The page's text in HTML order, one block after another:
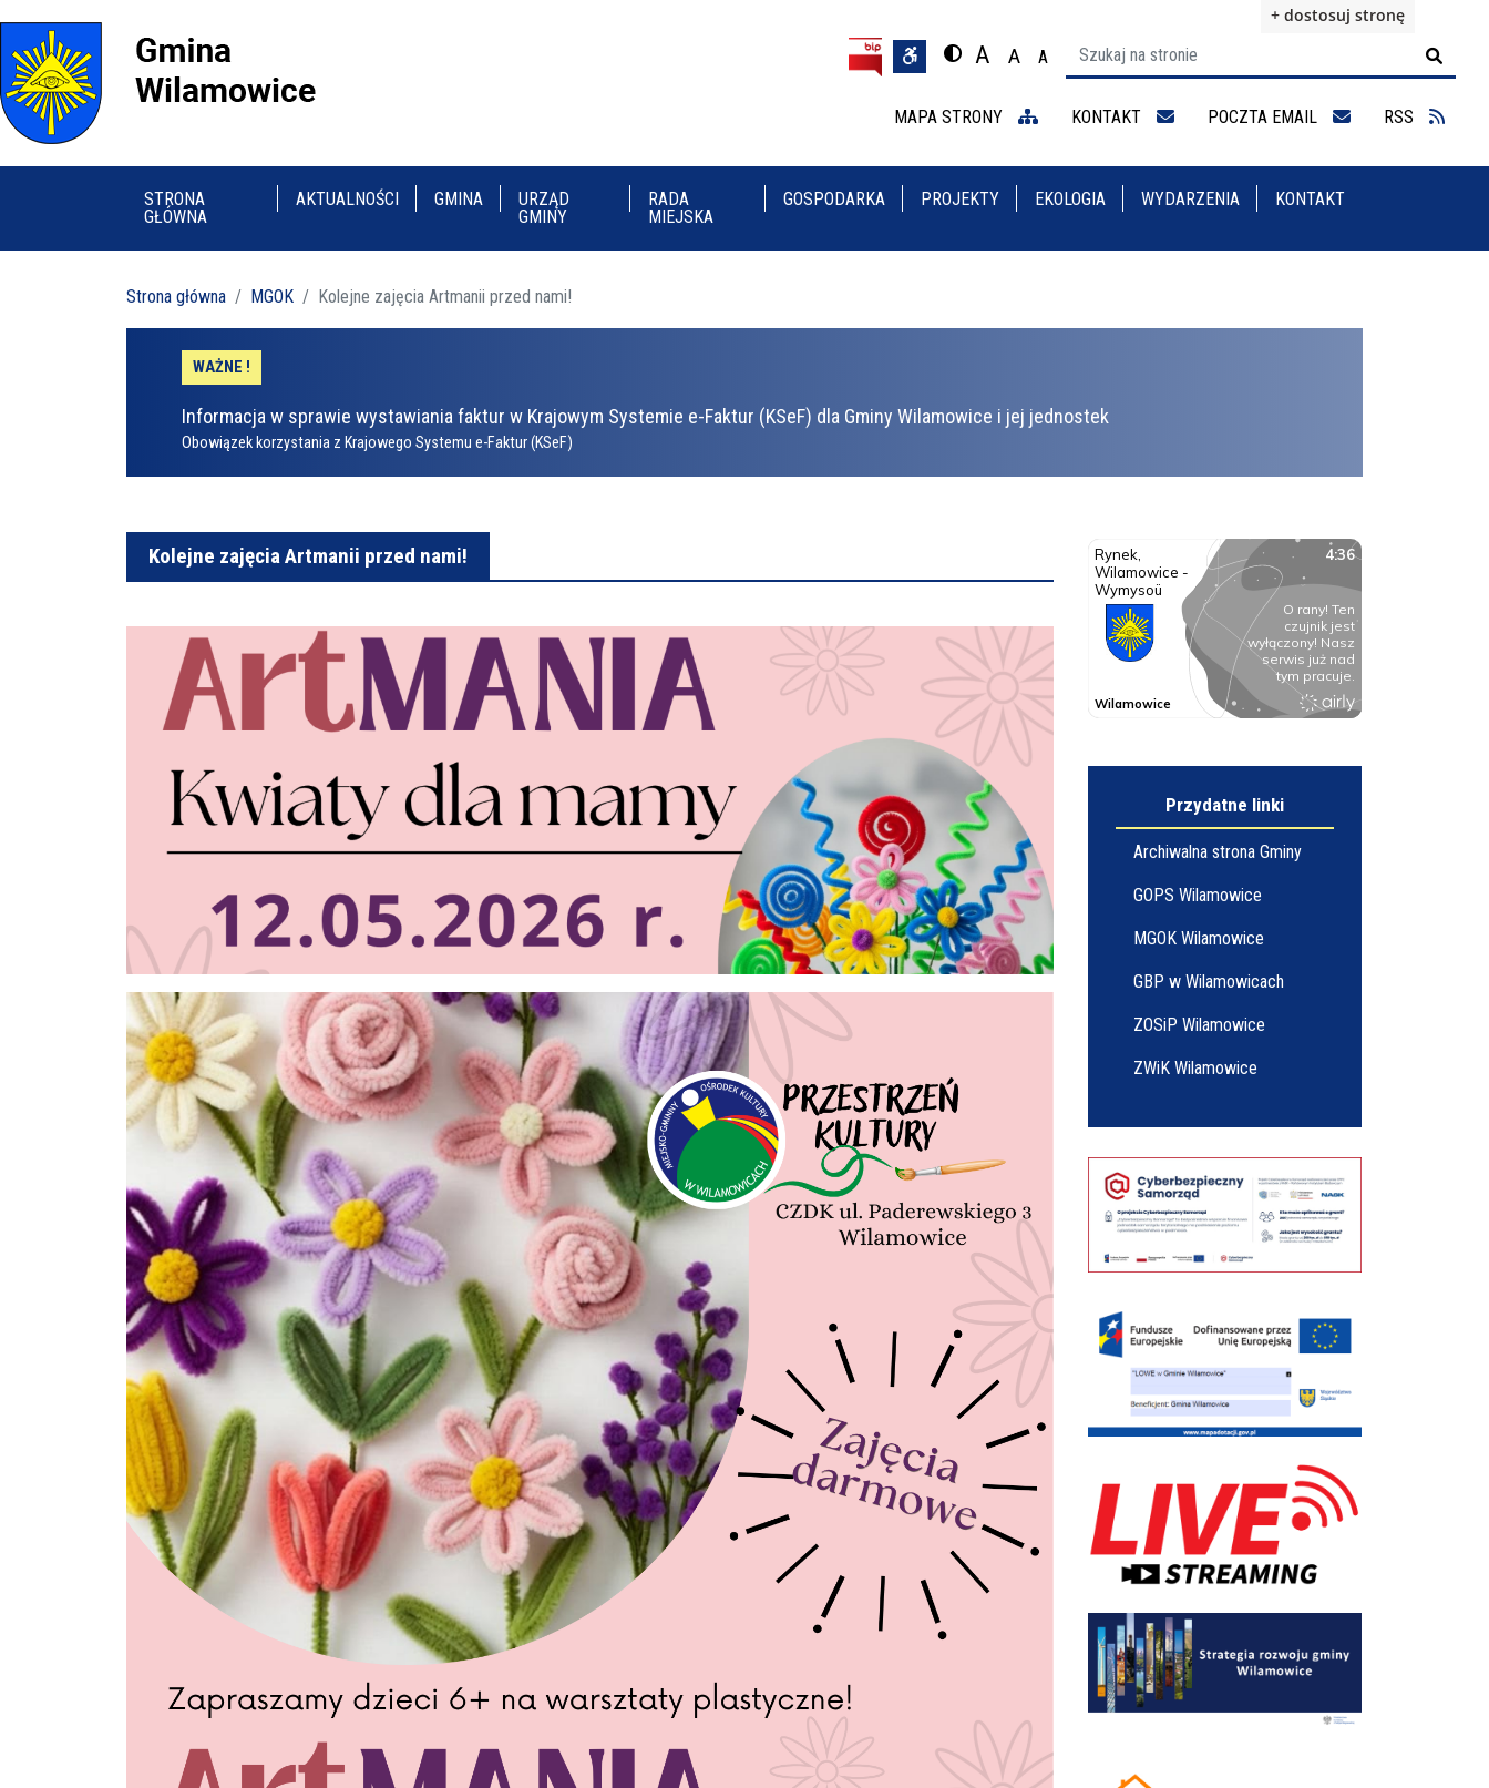
+ dostosuj stronę
Przełącz na motyw wysokiej widoczności
A
A
Ustaw rozmiar czcionki na 125%
A
Ustaw rozmiar czcionki na 100%

MAPA STRONY KONTAKT POCZTA EMAIL RSS
STRONA
GŁÓWNA
AKTUALNOŚCI GMINA
URZĄD
GMINY
RADA
MIEJSKA
GOSPODARKA PROJEKTY EKOLOGIA WYDARZENIA KONTAKT
Strona główna MGOK Kolejne zajęcia Artmanii przed nami!
WAŻNE !
Informacja w sprawie wystawiania faktur w Krajowym Systemie e-Faktur (KSeF) dla Gminy Wilamowice i jej jednostek
Obowiązek korzystania z Krajowego Systemu e-Faktur (KSeF)
Kolejne zajęcia Artmanii przed nami!
Przydatne linki
Archiwalna strona Gminy
GOPS Wilamowice
MGOK Wilamowice
GBP w Wilamowicach
ZOSiP Wilamowice
ZWiK Wilamowice